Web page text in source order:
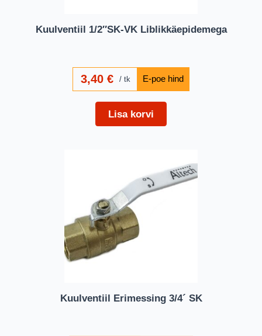
Kuulventiil 1/2″SK-VK Liblikkäepidemega
3,40€ tk
Lisa korvi
Kuulventiil Erimessing 3/4´ SK